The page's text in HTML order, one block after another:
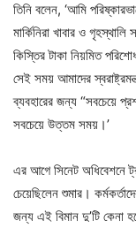
তিনি বলেন, ‘আমি
মার্কিনিরা খাবার ও
কিস্তির টাকা নিয়মিত
সেই সময় আমাদের
ব্যবহারের জন্য “সবচেয়ে
সবচেয়ে উত্তম সময়।’
এর আগে সিনেট অধিবেশনে
চেয়েছিলেন শুমার।
জন্য এই বিমান দু’টি কেনা